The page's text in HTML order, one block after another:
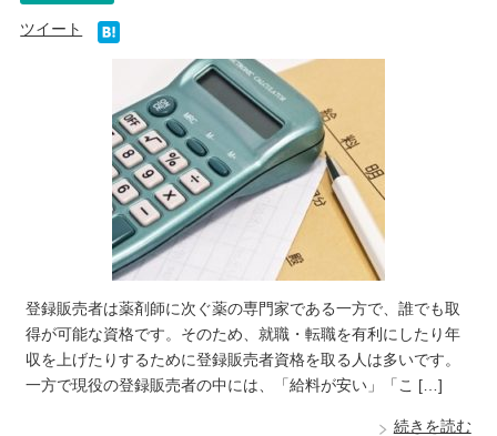
ツイート
登録販売者は薬剤師に次ぐ薬の専門家である一方で、誰でも取
得が可能な資格です。そのため、就職・転職を有利にしたり年
収を上げたりするために登録販売者資格を取る人は多いです。
一方で現役の登録販売者の中には、「給料が安い」「こ […]
続きを読む